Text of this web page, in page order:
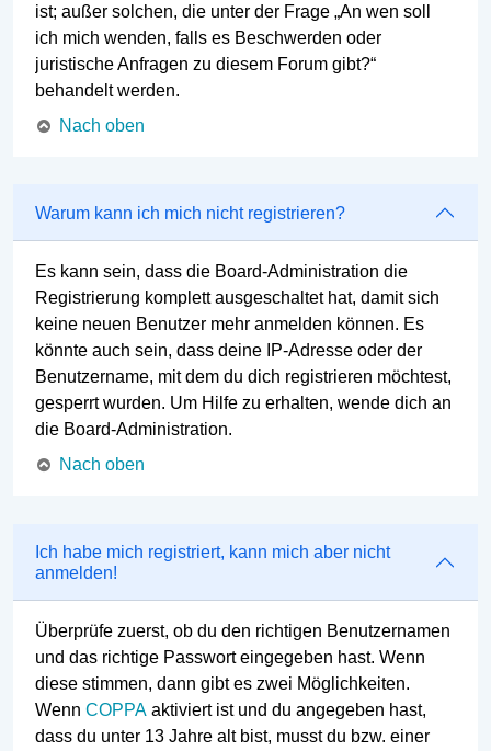
ist; außer solchen, die unter der Frage „An wen soll
ich mich wenden, falls es Beschwerden oder
juristische Anfragen zu diesem Forum gibt?“
behandelt werden.
Nach oben
Warum kann ich mich nicht registrieren?
Es kann sein, dass die Board-Administration die
Registrierung komplett ausgeschaltet hat, damit sich
keine neuen Benutzer mehr anmelden können. Es
könnte auch sein, dass deine IP-Adresse oder der
Benutzername, mit dem du dich registrieren möchtest,
gesperrt wurden. Um Hilfe zu erhalten, wende dich an
die Board-Administration.
Nach oben
Ich habe mich registriert, kann mich aber nicht
anmelden!
Überprüfe zuerst, ob du den richtigen Benutzernamen
und das richtige Passwort eingegeben hast. Wenn
diese stimmen, dann gibt es zwei Möglichkeiten.
Wenn COPPA aktiviert ist und du angegeben hast,
dass du unter 13 Jahre alt bist, musst du bzw. einer